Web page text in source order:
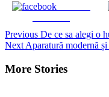
Continue
Reading
Previous De ce sa alegi o
Next Aparatură modernă
More Stories